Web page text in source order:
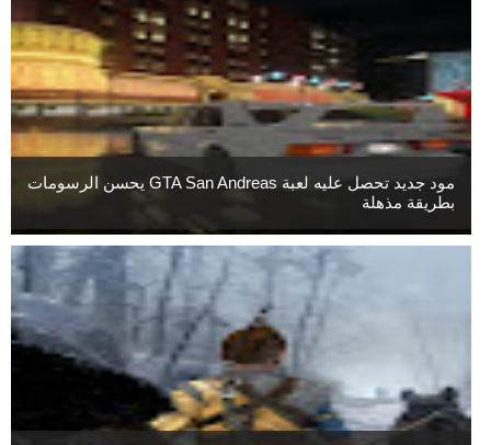
مود جديد تحصل عليه لعبة GTA San Andreas يحسن الرسومات
بطريقة مذهلة